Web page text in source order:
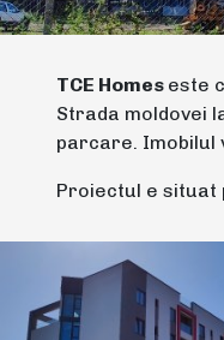
TCE Homes este
Strada moldovei
parcare. Imobilul
Proiectul e situat